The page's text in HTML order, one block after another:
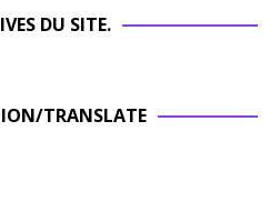
DU SITE.
TRANSLATE